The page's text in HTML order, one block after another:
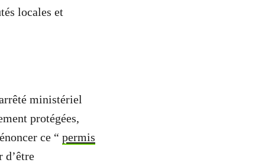
locales et
ministériel
protégées,
ce “ permis
d’être